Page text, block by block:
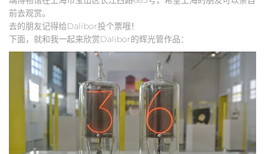
前去观赏。
去的朋友记得给Dalibor投个票哦！
下面，就和我一起来欣赏Dalibor的辉光管作品：